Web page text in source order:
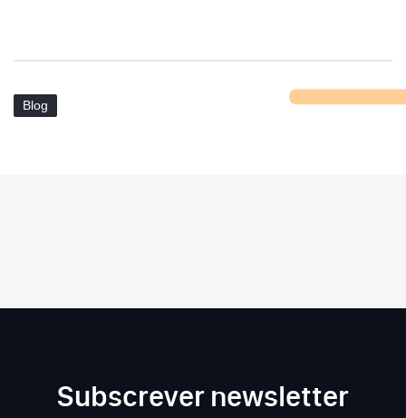
Blog
Subscrever newsletter